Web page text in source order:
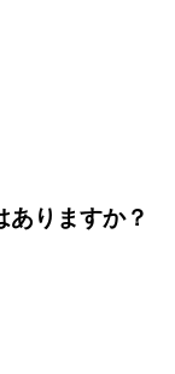
ありますか？